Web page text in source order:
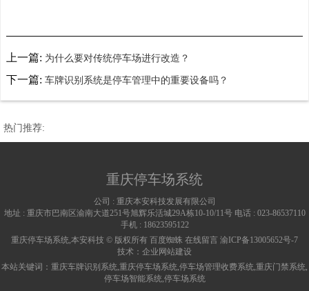
上一篇: 为什么要对传统停车场进行改造？
下一篇: 车牌识别系统是停车管理中的重要设备吗？
热门推荐:
重庆停车场系统
公司 : 重庆本安科技发展有限公司
地址 : 重庆市巴南区渝南大道251号旭辉乐活城29A栋10-10/11号 电话 : 023-86537110
手机 : 18623595122
重庆停车场系统,本安科技 © 版权所有 百度蜘蛛 在线留言 渝ICP备13005652号-7
技术： 企业网站建设
本站关键词： 重庆车牌识别系统,重庆停车场系统,停车场管理收费系统,重庆门禁系统,
停车场智能系统,停车场系统